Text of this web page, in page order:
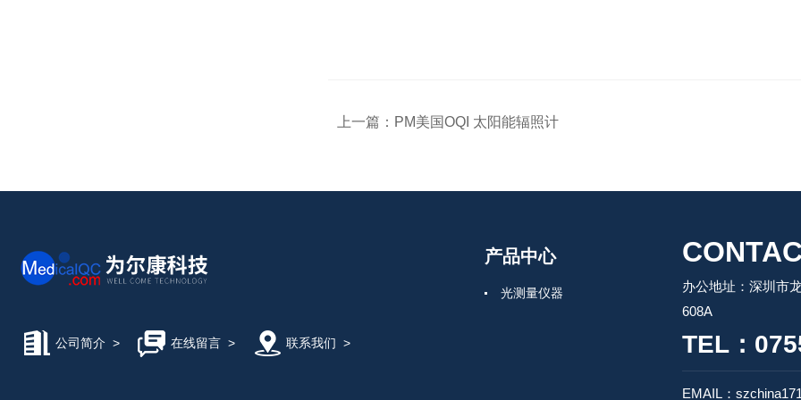
上一篇： PM美国OQI 太阳能辐照计
公司简介 > 在线留言> 联系我们 >
产品中心
光测量仪器
办公地址：深圳市
608A
TEL：
EMAIL：